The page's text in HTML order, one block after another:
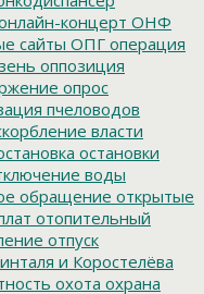
концерт ОНФ
сайты ОПГ операция
оппозиция
опрос
пчеловодов
власти
остановки
воды
обращение открытые
отопительный
отпуск
и Коростелёва
охота охрана